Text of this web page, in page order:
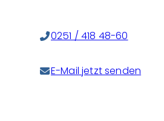
0251 / 418 48-60
E-Mail jetzt senden